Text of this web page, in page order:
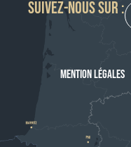
SUIVEZ-NOUS SUR :
MENTION LÉGALES